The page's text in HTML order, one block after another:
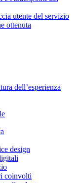
utente del servizio
ottenuta
dell’esperienza
design
coinvolti